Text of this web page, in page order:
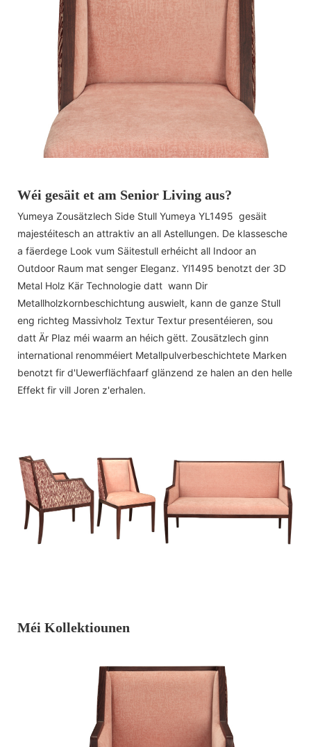
Wéi gesäit et am Senior Living aus?
Yumeya Zousätzlech Side Stull Yumeya YL1495 gesäit
majestéitesch an attraktiv an all Astellungen. De klassesche
a fäerdege Look vum Säitestull erhéicht all Indoor an
Outdoor Raum mat senger Eleganz. Yl1495 benotzt der 3D
Metal Holz Kär Technologie datt wann Dir
Metallholzkornbeschichtung auswielt, kann de ganze Stull
eng richteg Massivholz Textur Textur presentéieren, sou
datt Är Plaz méi waarm an héich gëtt. Zousätzlech ginn
international renomméiert Metallpulverbeschichtete Marken
benotzt fir d'Uewerflächfaarf glänzend ze halen an den helle
Effekt fir vill Joren z'erhalen.
Méi Kollektiounen